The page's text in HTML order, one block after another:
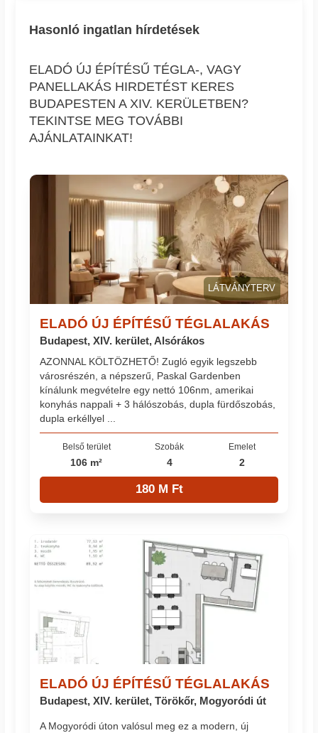
Hasonló ingatlan hírdetések
ELADÓ ÚJ ÉPÍTÉSŰ TÉGLA-, VAGY
PANELLAKÁS HIRDETÉST KERES
BUDAPESTEN A XIV. KERÜLETBEN?
TEKINTSE MEG TOVÁBBI
AJÁNLATAINKAT!
LÁTVÁNYTERV
ELADÓ ÚJ ÉPÍTÉSŰ TÉGLALAKÁS
Budapest, XIV. kerület, Alsórákos
AZONNAL KÖLTÖZHETŐ! Zugló egyik legszebb
városrészén, a népszerű, Paskal Gardenben
kínálunk megvételre egy nettó 106nm, amerikai
konyhás nappali + 3 hálószobás, dupla fürdőszobás,
dupla erkéllyel ...
Belső terület
106 m²
Szobák
4
Emelet
2
180 M Ft
ELADÓ ÚJ ÉPÍTÉSŰ TÉGLALAKÁS
Budapest, XIV. kerület, Törökőr, Mogyoródi út
A Mogyoródi úton valósul meg ez a modern, új